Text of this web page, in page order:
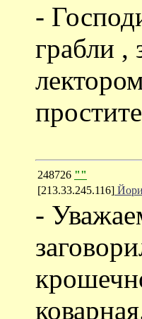
-
грабли ,
248726 ""
[213.33.245.116]
-